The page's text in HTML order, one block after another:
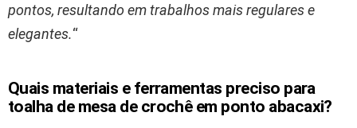
pontos, resultando em trabalhos mais regulares e
elegantes.“
Quais materiais e ferramentas preciso para
toalha de mesa de crochê em ponto abacaxi?